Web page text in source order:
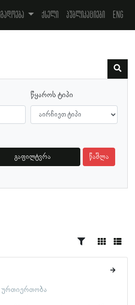
ქსელი პუბლიკაციები Eng
წყაროს ტიპი
გაფილტვრა წაშლა
ურთიერთობა